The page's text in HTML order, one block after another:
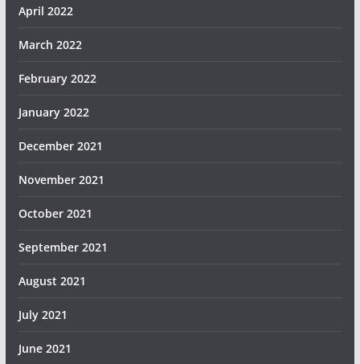
April 2022
March 2022
February 2022
January 2022
December 2021
November 2021
October 2021
September 2021
August 2021
July 2021
June 2021